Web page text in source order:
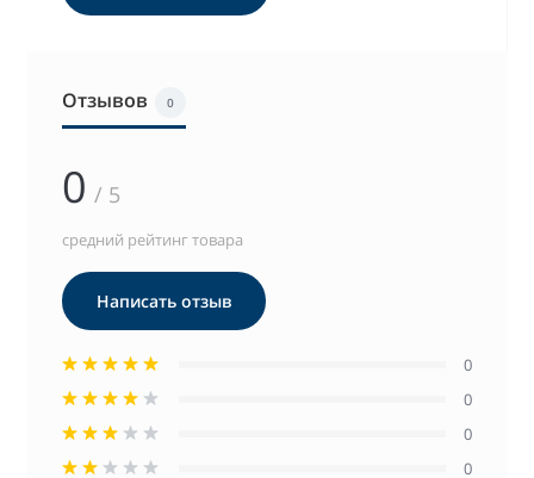
Отзывов 0
0 / 5
средний рейтинг товара
Написать отзыв
0
0
0
0